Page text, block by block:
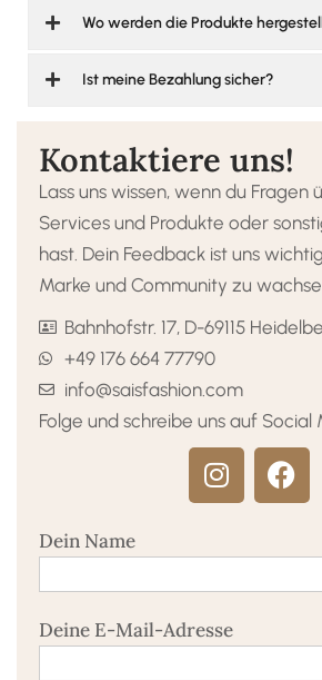
Wo werden die Produkte
Ist meine Bezahlung sicher?
Kontaktiere uns!
Lass uns wissen, wenn du Fragen
Services und Produkte oder
hast. Dein Feedback ist uns
Marke und Community zu
Bahnhofstr. 17, D-69115
+49 176 664 77790
info@saisfashion.com
Folge und schreibe uns auf Social
Dein Name
Deine E-Mail-Adresse